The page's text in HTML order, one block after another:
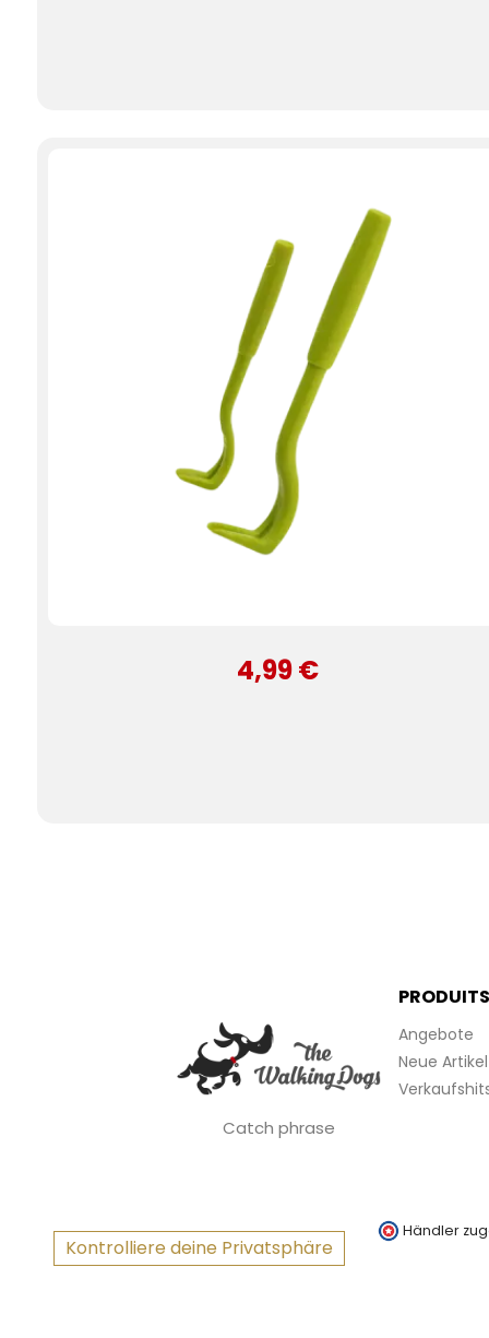
4,99 €
Catch phrase
PRODUITS
Angebote
Neue Artikel
Kontrolliere deine Privatsphäre
Händler